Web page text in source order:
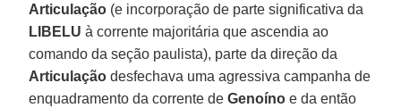
Articulação (e incorporação de parte significativa da
LIBELU à corrente majoritária que ascendia ao
comando da seção paulista), parte da direção da
Articulação desfechava uma agressiva campanha de
enquadramento da corrente deGenoíno e da então